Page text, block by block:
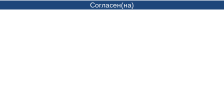
Согласен(на)